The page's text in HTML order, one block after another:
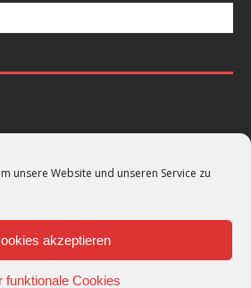
unsere Website und unseren Service zu
akzeptieren
funktionale Cookies